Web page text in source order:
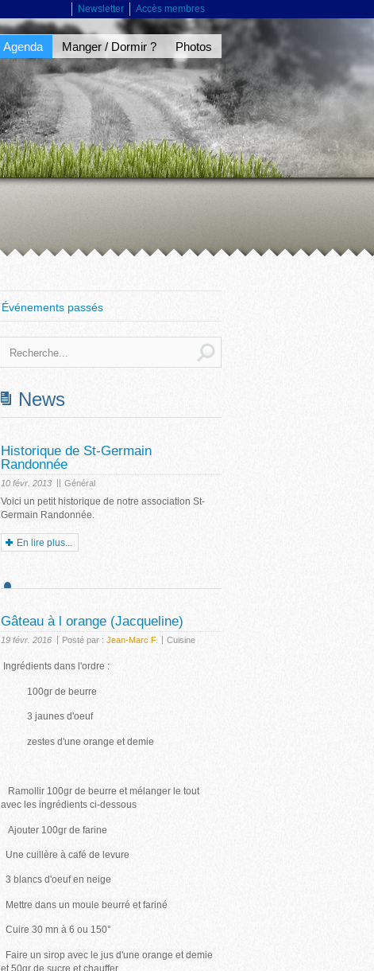
Newsletter Accès membres
Agenda Manger / Dormir ? Photos
Événements passés
News
Historique de St-Germain
Randonnée
10 févr. 2013 || Général
Voici un petit historique de notre association St-
Germain Randonnée.
En lire plus...
Gâteau à l orange (Jacqueline)
19 févr. 2016 | Posté par : Jean-Marc F. | Cuisine
Ingrédients dans l'ordre :
100gr de beurre
3 jaunes d'oeuf
zestes d'une orange et demie
Ramollir 100gr de beurre et mélanger le tout
avec les ingrédients ci-dessous
Ajouter 100gr de farine
Une cuillère à café de levure
3 blancs d'oeuf en neige
Mettre dans un moule beurré et fariné
Cuire 30 mn à 6 ou 150°
Faire un sirop avec le jus d'une orange et demie
et 50gr de sucre et chauffer